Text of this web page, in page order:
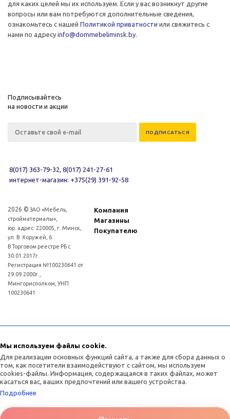
для каких целей мы их используем. Если у вас возникнут другие
вопросы или вам потребуются дополнительные сведения,
ознакомьтесь с нашей Политикой приватности или свяжитесь с
нами по адресу info@dommebeliminsk.by.
Подписывайтесь
на новости и акции
8(017) 363-79-32, 8(017) 241-27-61
интернет-магазин: +375(29) 391-92-58
2026 © ЗАО «Мебель,
стройматериалы»,
юр. адрес: 220005, г. Минск,
ул. В. Хоружей, 6.
В Торговом реестре РБ с
30.01.2017г.
Регистрация №100230641 от
29.09.2000г.,
Мингорисполком, УНП
100230641
Компания
Магазины
Покупателю
(017)3771393
Мы используем файлы cookie.
Для реализации основных функций сайта, а также для сбора данных о
том, как посетители взаимодействуют с сайтом, мы используем
cookies-файлы. Информация, содержащаяся в таких файлах, может
касаться вас, ваших предпочтений или вашего устройства.
Подробнее